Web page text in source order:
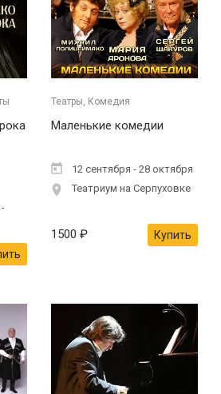
Театры, Комедия
Маленькие комедии
12 сентября - 28 октября
Театриум на Серпуховке
1500 ₽ Купить